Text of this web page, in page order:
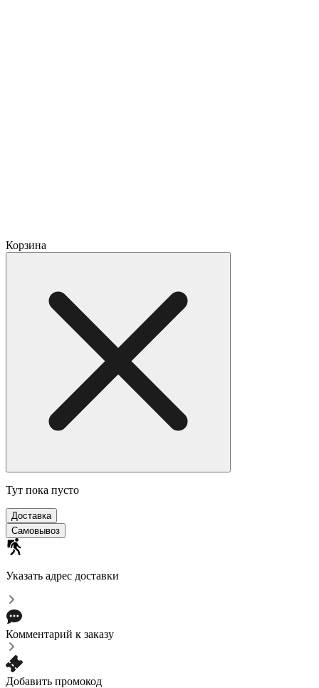
Корзина
Тут пока пусто
Доставка
Самовывоз
Указать адрес доставки
Комментарий к заказу
Добавить промокод